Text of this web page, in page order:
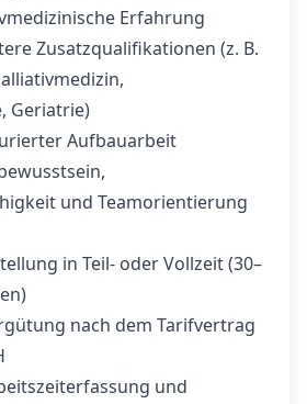
Erfahrung
Zusatzqualifikationen (z. B.
Geriatrie)
Aufbauarbeit
und Teamorientierung
in Teil- oder Vollzeit (30–
nach dem Tarifvertrag
und